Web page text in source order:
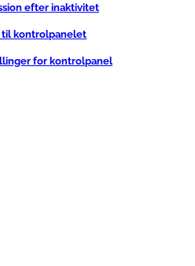
efter inaktivitet
til kontrolpanelet
for kontrolpanel